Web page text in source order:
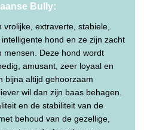
Bully:
vrolijke, extraverte, stabiele,
hond en ze zijn zacht
mensen. Deze hond wordt
amusant, zeer loyaal en
bijna altijd gehoorzaam
wil dan zijn baas behagen.
en de stabiliteit van de
behoud van de gezellige,